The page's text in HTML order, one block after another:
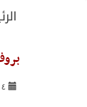
٠٤ نيسان